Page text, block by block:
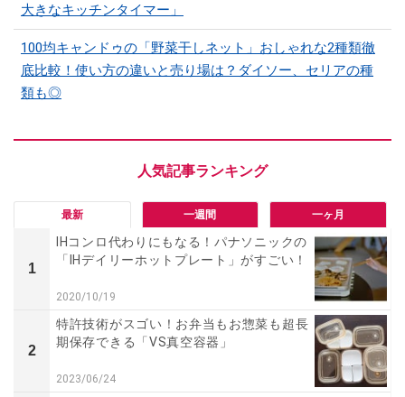
大きなキッチンタイマー」
100均キャンドゥの「野菜干しネット」おしゃれな2種類徹
底比較！使い方の違いと売り場は？ダイソー、セリアの種
類も◎
最新 一週間 一ヶ月
1
IHコンロ代わりにもなる！パナソニックの
「IHデイリーホットプレート」がすごい！
2020/10/19
2
特許技術がスゴい！お弁当もお惣菜も超長
期保存できる「VS真空容器」
2023/06/24